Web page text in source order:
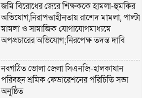
জমি বিরোধের জেরে শিক্ষককে হামলা-হুমকির
অভিযোগ,নিরাপত্তাহীনতায় রাশেদ মামলা, পাল্টা
মামলা ও সামাজিক যোগাযোগমাধ্যমে
অপপ্রচারের অভিযোগ;নিরপেক্ষ তদন্ত দাবি
নবগঠিত ভোলা জেলা সিএনজি-হালকাযান
পরিবহন শ্রমিক ফেডারেশনের পরিচিতি সভা
অনুষ্ঠিত